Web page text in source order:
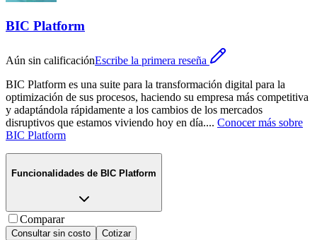
BIC Platform
Aún sin calificaciónEscribe la primera reseña
BIC Platform es una suite para la transformación digital para la
optimización de sus procesos, haciendo su empresa más competitiva
y adaptándola rápidamente a los cambios de los mercados
disruptivos que estamos viviendo hoy en día.... Conocer más sobre
BIC Platform
Funcionalidades de BIC Platform
Comparar
Consultar sin costo Cotizar